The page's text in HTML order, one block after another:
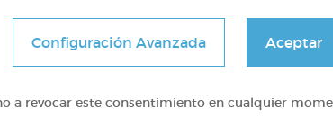
@GrupoAdapta
Configuración Avanzada Aceptar
a revocar este consentimiento en cualquier